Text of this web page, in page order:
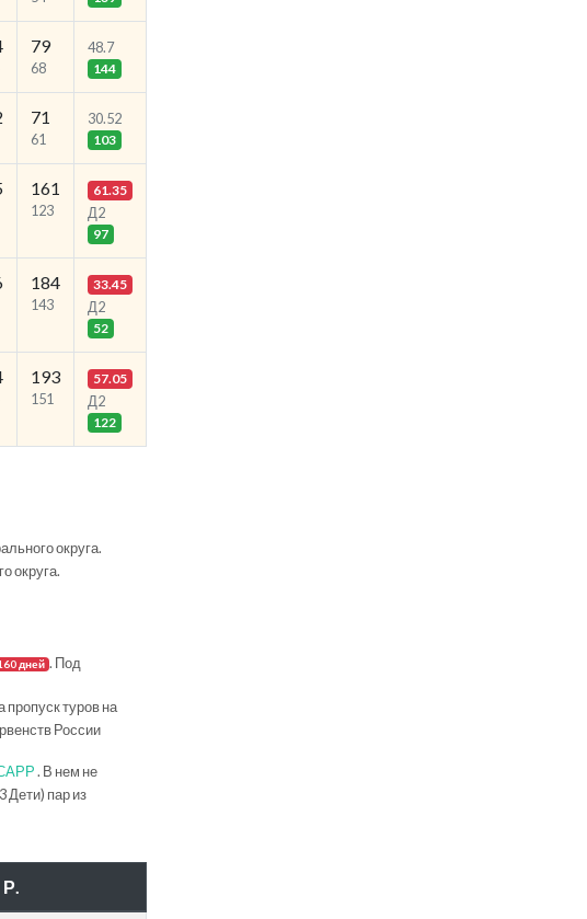
79
68
48.7
144
71
61
30.52
103
161
123
61.35
Д2
97
184
143
33.45
Д2
52
193
151
57.05
Д2
122
округа.
округа.
дней . Под
пропуск туров на
России
. В нем не
пар из
Р.